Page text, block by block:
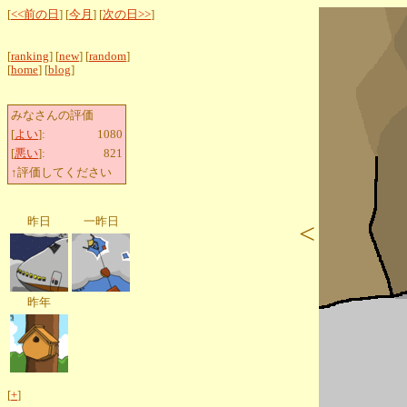
[<<前の日 ] [今月 ] [次の日>>]
[ranking] [new] [random]
[home] [blog]
みなさんの評価
[よい]:
1080
[悪い]:
821
↑評価してください
昨日 一昨日
昨年
[+]
<